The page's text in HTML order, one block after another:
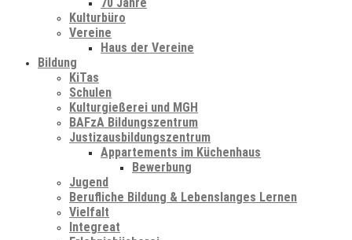
Kulturbüro
Vereine
Haus der Vereine
Bildung
KiTas
Schulen
Kulturgießerei und MGH
BAFzA Bildungszentrum
Justizausbildungszentrum
Appartements im Küchenhaus
Bewerbung
Jugend
Berufliche Bildung & Lebenslanges Lernen
Vielfalt
Integreat